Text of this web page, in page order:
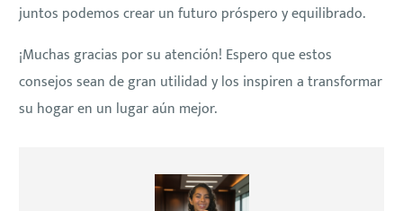
juntos podemos crear un futuro próspero y equilibrado.
¡Muchas gracias por su atención! Espero que estos
consejos sean de gran utilidad y los inspiren a transformar
su hogar en un lugar aún mejor.